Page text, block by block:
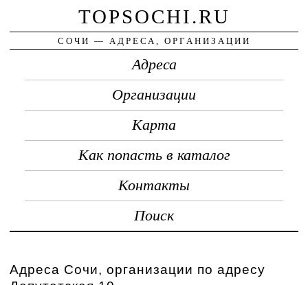
TOPSOCHI.RU
СОЧИ — АДРЕСА, ОРГАНИЗАЦИИ
Адреса
Организации
Карта
Как попасть в каталог
Контакты
Поиск
Адреса Сочи, организации по адресу